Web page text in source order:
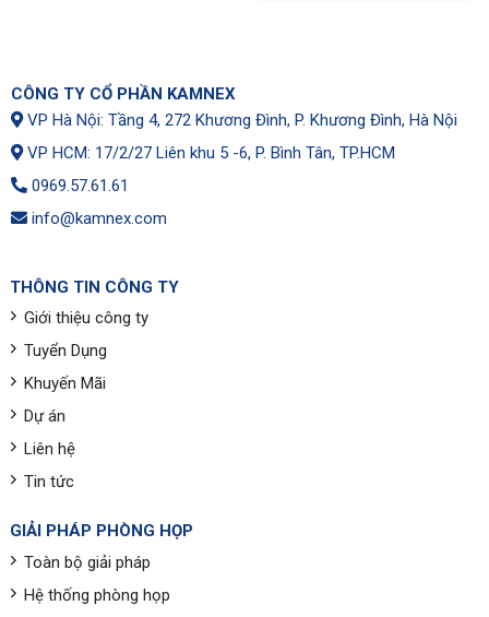
CÔNG TY CỔ PHẦN KAMNEX
VP Hà Nội: Tầng 4, 272 Khương Đình, P. Khương Đình, Hà Nội
VP HCM: 17/2/27 Liên khu 5 -6, P. Bình Tân, TP.HCM
0969.57.61.61
info@kamnex.com
THÔNG TIN CÔNG TY
Giới thiệu công ty
Tuyển Dụng
Khuyến Mãi
Dự án
Liên hệ
Tin tức
GIẢI PHÁP PHÒNG HỌP
Toàn bộ giải pháp
Hệ thống phòng họp